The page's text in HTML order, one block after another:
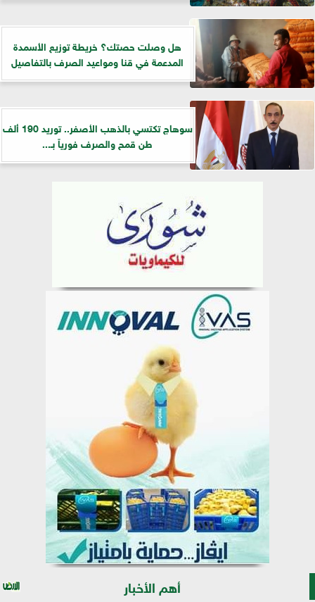
هل وصلت حصتك؟ خريطة توزيع الأسمدة
المدعمة في قنا ومواعيد الصرف بالتفاصيل
سوهاج تكتسي بالذهب الأصفر.. توريد 190 ألف
طن قمح والصرف فورياً بـ...
أهم الأخبار